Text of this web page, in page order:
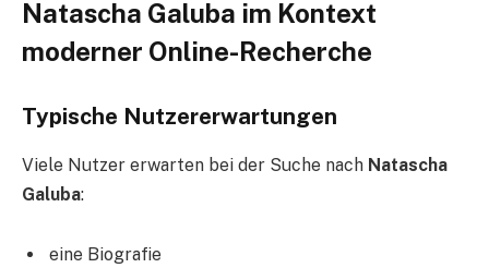
Natascha Galuba im Kontext
moderner Online-Recherche
Typische Nutzererwartungen
Viele Nutzer erwarten bei der Suche nach Natascha
Galuba:
eine Biografie